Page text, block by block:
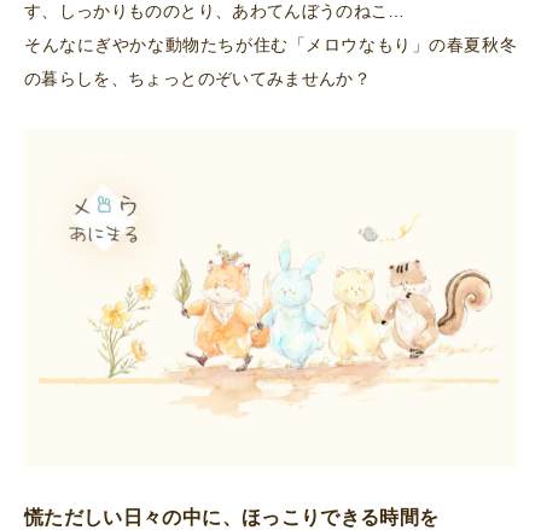
す、しっかりもののとり、あわてんぼうのねこ…
そんなにぎやかな動物たちが住む「メロウなもり」の春夏秋冬
の暮らしを、ちょっとのぞいてみませんか？
慌ただしい日々の中に、ほっこりできる時間を